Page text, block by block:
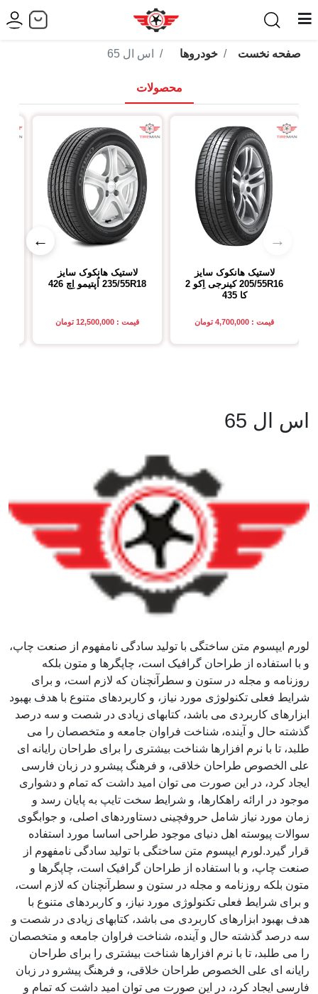
صفحه نخست خودروها اس ال 65
محصولات
→
←
لاستیک هانکوک سایز
205/55R16
کینرجی اِکو 2
کا 435
قیمت : 4,700,000 تومان
لاستیک هانکوک سایز
235/55R18 اُپتیمو اِچ 426
قیمت : 12,500,000 تومان
اس ال 65
لورم ایپسوم متن ساختگی با تولید سادگی نامفهوم از صنعت چاپ،
و با استفاده از طراحان گرافیک است، چاپگرها و متون بلکه
روزنامه و مجله در ستون و سطرآنچنان که لازم است، و برای
شرایط فعلی تکنولوژی مورد نیاز، و کاربردهای متنوع با هدف بهبود
ابزارهای کاربردی می باشد، کتابهای زیادی در شصت و سه درصد
گذشته حال و آینده، شناخت فراوان جامعه و متخصصان را می
طلبد، تا با نرم افزارها شناخت بیشتری را برای طراحان رایانه ای
علی الخصوص طراحان خلاقی، و فرهنگ پیشرو در زبان فارسی
ایجاد کرد، در این صورت می توان امید داشت که تمام و دشواری
موجود در ارائه راهکارها، و شرایط سخت تایپ به پایان رسد و
زمان مورد نیاز شامل حروفچینی دستاوردهای اصلی، و جوابگوی
سوالات پیوسته اهل دنیای موجود طراحی اساسا مورد استفاده
قرار گیرد.لورم ایپسوم متن ساختگی با تولید سادگی نامفهوم از
صنعت چاپ، و با استفاده از طراحان گرافیک است، چاپگرها و
متون بلکه روزنامه و مجله در ستون و سطرآنچنان که لازم است،
و برای شرایط فعلی تکنولوژی مورد نیاز، و کاربردهای متنوع با
هدف بهبود ابزارهای کاربردی می باشد، کتابهای زیادی در شصت و
سه درصد گذشته حال و آینده، شناخت فراوان جامعه و متخصصان
را می طلبد، تا با نرم افزارها شناخت بیشتری را برای طراحان
رایانه ای علی الخصوص طراحان خلاقی، و فرهنگ پیشرو در زبان
فارسی ایجاد کرد، در این صورت می توان امید داشت که تمام و